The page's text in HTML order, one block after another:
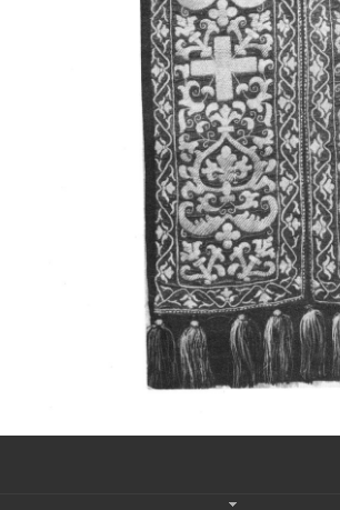
Сегодня мы можем говорить, что
пострадал от целенаправленных
выдающихся памятников архитектуры.
вызванная борьбой с религией,
разрушение православного центра
собора Архангельска.
Возникнув в начале XVIII века в
двухэтажный Троицкий собор, сразу
XVIII веке по масштабам ему не было
оставался самым высоким и
второе место, после гостиных дворов, в
Один из самых больших и светлых
портового города с отраженными в ней
архангелогородской школы церковного
Масштабность, благолепие и богатство
заслуженно выделяя из многочисленных
иконостас украшенный колоннами
царскими вратами, изящным фронтоном и
собой поистине художественную
шитьем, многочисленными предметами
неповторимый красочный ансамбль
поражающий воображение своих